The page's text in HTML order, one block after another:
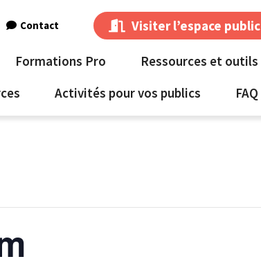
Contact Visiter l’espace public
Formations Pro
Ressources et outils
Activités pour vos publics FAQ